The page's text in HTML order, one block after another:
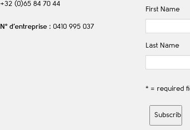
+32 (0)65 84 70 44
N° d’entreprise : 0410 995 037
First Name
Last Name
* = required